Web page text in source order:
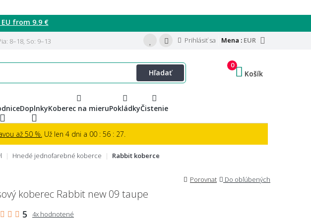
from 9.9 €
8–18, So: 9–13 Mena : EUR
Prihlásiť sa
Hľadať
0
Košík
DoplnkyKoberec na mieruPokládkyČistenie
až 50 %. Už len 4 dni a 00 : 56 : 26.
Hnedé jednofarebné koberce Rabbit koberce
Porovnat Do obľúbených
koberec Rabbit new 09 taupe
5
4x hodnotené